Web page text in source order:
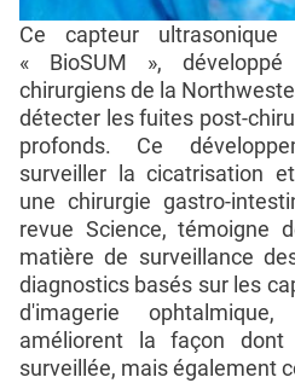
Ce capteur ultrasonique
« BioSUM »,
chirurgiens de la
détecter les fuites post-
profonds. Ce
surveiller la cicatrisation
une chirurgie gastro-
revue Science, témoigne
matière de surveillance
diagnostics basés sur les
d'imagerie
améliorent la façon
surveillée, mais également